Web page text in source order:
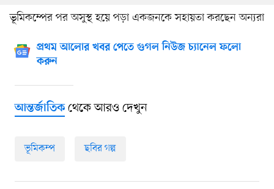
ভূমিকম্পের পর অসুস্থ হয়ে পড়া একজনকে সহায়তা করছেন অন্যরা
প্রথম আলোর খবর পেতে গুগল নিউজ চ্যানেল ফলো
করুন
আন্তর্জাতিকথেকে আরও দেখুন
ভূমিকম্প ছবির গল্প